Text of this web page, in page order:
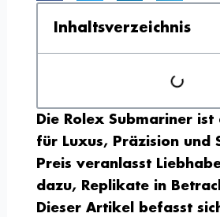
Inhaltsverzeichnis
Die Rolex Submariner ist
für Luxus, Präzision und
Preis veranlasst
dazu, Replikate in
Dieser Artikel befasst